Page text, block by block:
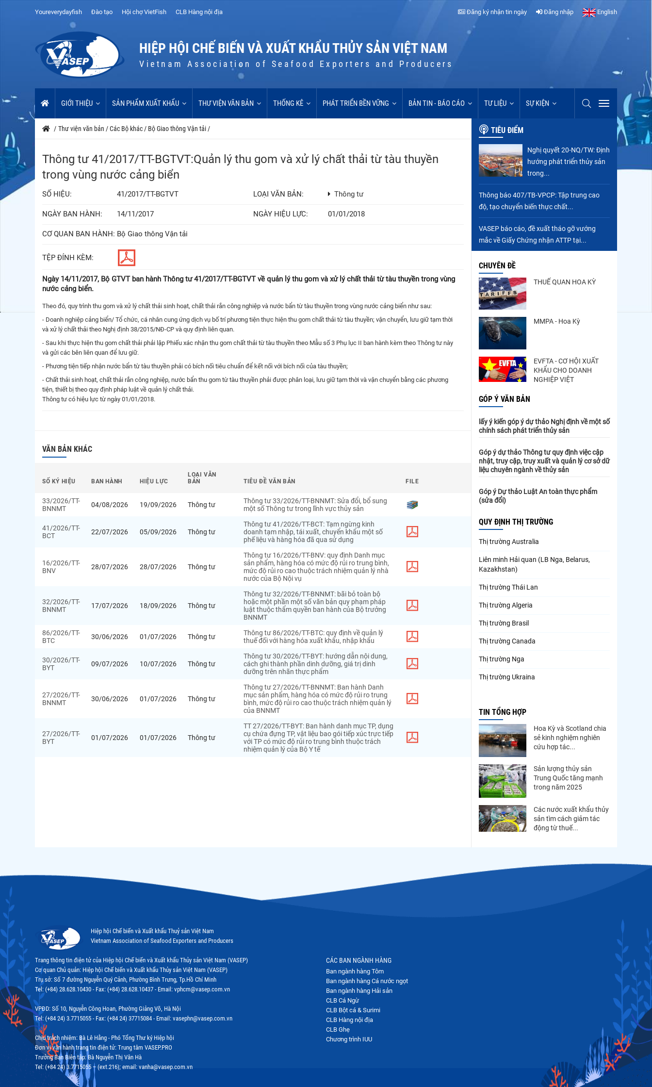
Youreverydayfish Đào tạo Hội chợ VietFish CLB Hàng nội địa Đăng ký nhận tin ngày Đăng nhập English
HIỆP HỘI CHẾ BIẾN VÀ XUẤT KHẨU THỦY SẢN VIỆT NAM
Vietnam Association of Seafood Exporters and Producers
GIỚI THIỆU SẢN PHẨM XUẤT KHẨU THƯ VIỆN VĂN BẢN THỐNG KÊ PHÁT TRIỂN BỀN VỮNG BẢN TIN - BÁO CÁO TƯ LIỆU SỰ KIỆN
/ Thư viện văn bản /Các Bộ khác / Bộ Giao thông Vận tải /
Thông tư 41/2017/TT-BGTVT:Quản lý thu gom và xử lý chất thải từ tàu thuyền
trong vùng nước cảng biển
SỐ HIỆU: 41/2017/TT-BGTVT LOẠI VĂN BẢN: Thông tư
NGÀY BAN HÀNH: 14/11/2017 NGÀY HIỆU LỰC: 01/01/2018
CƠ QUAN BAN HÀNH: Bộ Giao thông Vận tải
TỆP ĐÍNH KÈM:
Ngày 14/11/2017, Bộ GTVT ban hành Thông tư 41/2017/TT-BGTVT về quản lý thu gom và xử lý chất thải từ tàu thuyền trong vùng
nước cảng biển.
Theo đó, quy trình thu gom và xử lý chất thải sinh hoạt, chất thải rắn công nghiệp và nước bẩn từ tàu thuyền trong vùng nước cảng biển như sau:
- Doanh nghiệp cảng biển/ Tổ chức, cá nhân cung ứng dịch vụ bố trí phương tiện thực hiện thu gom chất thải từ tàu thuyền; vận chuyển, lưu giữ tạm thời
và xử lý chất thải theo Nghị định 38/2015/NĐ-CP và quy định liên quan.
- Sau khi thực hiện thu gom chất thải phải lập Phiếu xác nhận thu gom chất thải từ tàu thuyền theo Mẫu số 3 Phụ lục II ban hành kèm theo Thông tư này
và gửi các bên liên quan để lưu giữ.
- Phương tiện tiếp nhận nước bẩn từ tàu thuyền phải có bích nối tiêu chuẩn để kết nối với bích nối của tàu thuyền;
- Chất thải sinh hoạt, chất thải rắn công nghiệp, nước bẩn thu gom từ tàu thuyền phải được phân loại, lưu giữ tạm thời và vận chuyển bằng các phương
tiện, thiết bị theo quy định pháp luật về quản lý chất thải.
Thông tư có hiệu lực từ ngày 01/01/2018.
VĂN BẢN KHÁC
SỐ KÝ HIỆU BAN HÀNH HIỆU LỰC
LOẠI VĂN
BẢN
TIÊU ĐỀ VĂN BẢN FILE
33/2026/TT-
BNNMT
04/08/2026 19/09/2026 Thông tư
Thông tư 33/2026/TT-BNNMT: Sửa đổi, bổ sung
một số Thông tư trong lĩnh vực thủy sản
41/2026/TT-
BCT
22/07/2026 05/09/2026 Thông tư
Thông tư 41/2026/TT-BCT: Tạm ngừng kinh
doanh tạm nhập, tái xuất, chuyển khẩu một số
phế liệu và hàng hóa đã qua sử dụng
16/2026/TT-
BNV
28/07/2026 28/07/2026 Thông tư
Thông tư 16/2026/TT-BNV: quy định Danh mục
sản phẩm, hàng hóa có mức độ rủi ro trung bình,
mức độ rủi ro cao thuộc trách nhiệm quản lý nhà
nước của Bộ Nội vụ
32/2026/TT-
BNNMT
17/07/2026 18/09/2026 Thông tư
Thông tư 32/2026/TT-BNNMT: bãi bỏ toàn bộ
hoặc một phần một số văn bản quy phạm pháp
luật thuộc thẩm quyền ban hành của Bộ trưởng
BNNMT
86/2026/TT-
BTC
30/06/2026 01/07/2026 Thông tư
Thông tư 86/2026/TT-BTC: quy định về quản lý
thuế đối với hàng hóa xuất khẩu, nhập khẩu
30/2026/TT-
BYT
09/07/2026 10/07/2026 Thông tư
Thông tư 30/2026/TT-BYT: hướng dẫn nội dung,
cách ghi thành phần dinh dưỡng, giá trị dinh
dưỡng trên nhãn thực phẩm
27/2026/TT-
BNNMT
30/06/2026 01/07/2026 Thông tư
Thông tư 27/2026/TT-BNNMT: Ban hành Danh
mục sản phẩm, hàng hóa có mức độ rủi ro trung
bình, mức độ rủi ro cao thuộc trách nhiệm quản lý
của BNNMT
27/2026/TT-
BYT
01/07/2026 01/07/2026 Thông tư
TT 27/2026/TT-BYT: Ban hành danh mục TP, dụng
cụ chứa đựng TP, vật liệu bao gói tiếp xúc trực tiếp
với TP có mức độ rủi ro trung bình thuộc trách
nhiệm quản lý của Bộ Y tế
TIÊU ĐIỂM
Nghị quyết 20-NQ/TW: Định
hướng phát triển thủy sản
trong...
Thông báo 407/TB-VPCP: Tập trung cao
độ, tạo chuyển biến thực chất...
VASEP báo cáo, đề xuất tháo gỡ vướng
mắc về Giấy Chứng nhận ATTP tại...
CHUYÊN ĐỀ
THUẾ QUAN HOA KỲ
MMPA - Hoa Kỳ
EVFTA - CƠ HỘI XUẤT
KHẨU CHO DOANH
NGHIỆP VIỆT
GÓP Ý VĂN BẢN
lấy ý kiến góp ý dự thảo Nghị định về một số
chính sách phát triển thủy sản
Góp ý dự thảo Thông tư quy định việc cập
nhật, truy cập, truy xuất và quản lý cơ sở dữ
liệu chuyên ngành về thủy sản
Góp ý Dự thảo Luật An toàn thực phẩm
(sửa đổi)
QUY ĐỊNH THỊ TRƯỜNG
Thị trường Australia
Liên minh Hải quan (LB Nga, Belarus,
Kazakhstan)
Thị trường Thái Lan
Thị trường Algeria
Thị trường Brasil
Thị trường Canada
Thị trường Nga
Thị trường Ukraina
Thị trường Trung Quốc
Thị trường Papua New Guinea
Thị trường New Zealand
Thị trường Đài Loan
Thị trường Hàn Quốc
Thị trường EU
TIN TỔNG HỢP
Hoa Kỳ và Scotland chia
sẻ kinh nghiệm nghiên
cứu hợp tác...
Sản lượng thủy sản
Trung Quốc tăng mạnh
trong năm 2025
Các nước xuất khẩu thủy
sản tìm cách giảm tác
động từ thuế...
Hiệp hội Chế biến và Xuất khẩu Thuỷ sản Việt Nam
Vietnam Association of Seafood Exporters and Producers
Trang thông tin điện tử của Hiệp hội Chế biến và Xuất khẩu Thủy sản Việt Nam (VASEP)
Cơ quan Chủ quản: Hiệp hội Chế biến và Xuất khẩu Thủy sản Việt Nam (VASEP)
Trụ sở: Số 7 đường Nguyễn Quý Cảnh, Phường Bình Trưng, Tp.Hồ Chí Minh
Tel: (+84) 28.628.10430 - Fax: (+84) 28.628.10437 - Email: vphcm@vasep.com.vn
VPĐD: Số 10, Nguyễn Công Hoan, Phường Giảng Võ, Hà Nội
Tel: (+84 24) 3.7715055 - Fax: (+84 24) 37715084 - Email: vasephn@vasep.com.vn
Chịu trách nhiệm: Bà Lê Hằng - Phó Tổng Thư ký Hiệp hội
Đơn vị vận hành trang tin điện tử: Trung tâm VASEP.PRO
Trưởng Ban Biên tập: Bà Nguyễn Thị Vân Hà
Tel: (+84 24) 3.7715055 – (ext.216); email: vanha@vasep.com.vn
CÁC BAN NGÀNH HÀNG
Ban ngành hàng Tôm
Ban ngành hàng Cá nước ngọt
Ban ngành hàng Hải sản
CLB Cá Ngừ
CLB Bột cá & Surimi
CLB Hàng nội địa
CLB Ghẹ
Chương trình IUU